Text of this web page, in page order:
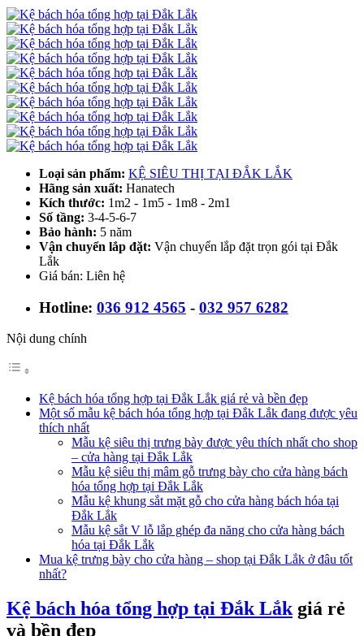
Loại sản phẩm: KỆ SIÊU THỊ TẠI ĐẮK LẮK
Hãng sản xuất: Hanatech
Kích thước: 1m2 - 1m5 - 1m8 - 2m1
Số tầng: 3-4-5-6-7
Bảo hành: 5 năm
Vận chuyển lắp đặt: Vận chuyển lắp đặt trọn gói tại Đắk
Lắk
Giá bán: Liên hệ
Hotline: 036 912 4565 - 032 957 6282
Nội dung chính
Kệ bách hóa tổng hợp tại Đắk Lắk giá rẻ và bền đẹp
Một số mẫu kệ bách hóa tổng hợp tại Đắk Lắk đang được yêu
thích nhất
Mẫu kệ siêu thị trưng bày được yêu thích nhất cho shop
– cửa hàng tại Đắk Lắk
Mẫu kệ siêu thị mâm gỗ trưng bày cho cửa hàng bách
hóa tổng hợp tại Đắk Lắk
Mẫu kệ khung sắt mặt gỗ cho cửa hàng bách hóa tại
Đắk Lắk
Mẫu kệ sắt V lỗ lắp ghép đa năng cho cửa hàng bách
hóa tại Đắk Lắk
Mua kệ trưng bày cho cửa hàng – shop tại Đắk Lắk ở đâu tốt
nhất?
Kệ bách hóa tổng hợp tại Đắk Lắkgiá rẻ
và bền đẹp